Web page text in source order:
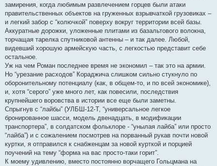
замирения, когда любимым развлечением горцев были атаки
правительственных объектов на груженных взрывчаткой грузовиках –
и легкий забор с “колючкой” поверху вокруг территории всей базы.
Аккуратные дорожки, уложенные плитами из базальтового волокна,
торчащая тарелка спутниковой антенны – и так далее. Любой,
видевший хорошую армейскую часть, с легкостью представит себе
остальное.
Уж на чем Роман последнее время не экономил – так это на армии.
Но “урезание расходов” Кораджича слишком сильно стукнуло по
оборонительному потенциалу (как, в общем-то, и по всей экономике),
и, хотя “серого” уже много лет, как повесили, последствия
крупнейшего воровства в истории все еще были заметны.
Спрыгнув с “лайбы” (УЛБШ-12-Т, “универсальное легкое
бронированное шасси, модель двенадцать, в модификации
транспортера”, в солдатском фольклоре - “унылая лайба” или просто
“лайба”) и с сожалением посмотрев на порванный рукав почти новой
куртки, я отправился к снабженцам за новой курткой и порцией
поучений на тему “форма на вас просто-таки горит”.
К моему удивлению, вместо постоянно ворчащего Гольцмана на